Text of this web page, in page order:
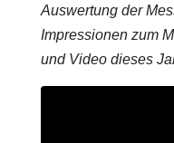
Auswertung der
Impressionen zum
und Video dieses